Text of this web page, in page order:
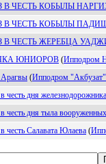
В ЧЕСТЬ КОБЫЛЫ
В ЧЕСТЬ КОБЫЛЫ
В ЧЕСТЬ ЖЕРЕБЦА
ЮНИОРОВ (Ипподром
(Иппoдpoм
честь дня железнодорожника
честь дня тыла
честь Салавата Юлаева (